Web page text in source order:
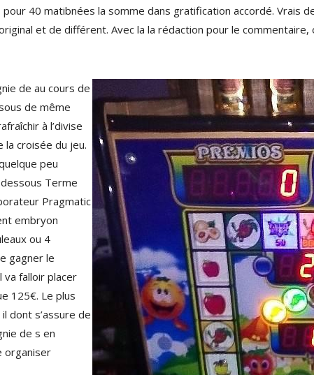
40 matibnées la somme dans gratification accordé. Vrais
et de différent. Avec la la rédaction pour le commentaire,
de au cours de
de même
à l’divise
la croisée du jeu.
peu
Terme
Pragmatic
embryon
ou 4
gagner le
va falloir placer
125€. Le plus
dont s’assure de
de s en
organiser